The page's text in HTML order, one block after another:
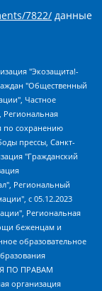
7822/ данные
Издательский дом "Новая глава", Айнбиндер Александра Александровна, Московский комьюнити-центр для ЛГБТ+инициатив, Благотворительный фонд развития филантропии, Deutsche Welle (Германия, Kurt-Schumacher-Strasse 3, 53113 Bonn), Борзунова Мария Михайловна, Воробьев Виктор Викторович, Голубева Анна Львовна, Константинова Алла Михайловна, Малкова Ирина Владимировна, Мурадов Мурад Абдулгалимович, Осетинская Елизавета Николаевна, Понасенков Евгений Николаевич, Ганапольский Матвей Юрьевич, Киселев Евгений Алексеевич, Борухович Ирина Григорьевна, Дремин Иван Тимофеевич, Дубровский Дмитрий Викторович, Красноярская региональная общественная организация поддержки и развития альтернативных образовательных технологий и межкультурных коммуникаций "ИНТЕРРА", Маяковская Екатерина Алексеевна, Фейгин Марк Захарович, Филимонов Андрей Викторович, Дзугкоева Регина Николаевна, Доброхотов Роман Александрович, Дудь Юрий Александрович, Елкин Сергей Владимирович, Кругликов Кирилл Игоревич, Сабунаева Мария Леонидовна, Семенов Алексей Владимирович, Шаинян Карен Багратович, Шульман Екатерина Михайловна, Асафьев Артур Валерьевич, Вахштайн Виктор Семенович, Венедиктов Алексей Алексеевич, Лушникова Екатерина Евгеньевна, Волков Леонид Михайлович, Невзоров Александр Глебович, Пархоменко Сергей Борисович, Сироткин Ярослав Николаевич, Кара-Мурза Владимир Владимирович, Баранова Наталья Владимировна, Гозман Леонид Яковлевич, Кагарлицкий Борис Юльевич, Климарев Михаил Валерьевич, Милов Владимир Станиславович, Автономная некоммерческая организация Краснодарский центр современного искусства "Типография", Моргенштерн Алишер Тагирович, Соболь Любовь Эдуардовна, Общество с ограниченной ответственностью "ЛИЗА НОРМ", Каспаров Гарри Кимович, Ходорковский Михаил Борисович, Общество с ограниченной ответственностью "Апрельские тезисы", Данилович Ирина Брониславовна, Кашин Олег Владимирович, Петров Николай Владимирович, Пивоваров Алексей Владимирович, Соколов Михаил Владимирович, Цветкова Юлия Владимировна, Чичваркин Евгений Александрович, Комитет против пыток/Команда против пыток, Общество с ограниченной ответственностью "Первый научный", Общество с ограниченной ответственностью "Вертолет и ко", Белоцерковская Вероника Борисовна, Кац Максим Евгеньевич, Лазарева Татьяна Юрьевна, Шаведдинов Руслан Табризович, Яшин Илья Валерьевич, Общество с ограниченной ответственностью "Иноагент ААВ", Алешковский Дмитрий Петрович, Альбац Евгения Марковна, Быков Дмитрий Львович, Галямина Юлия Евгеньевна, Лойко Сергей Леонидович, Мартынов Кирилл Константинович, Медведев Сергей Александрович, Крашенинников Федор Геннадиевич, Гордеева Катерина Вл